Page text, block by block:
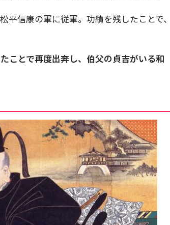
信康の軍に従軍。功績を残したことで、
ことで再度出奔し、伯父の貞吉がいる和